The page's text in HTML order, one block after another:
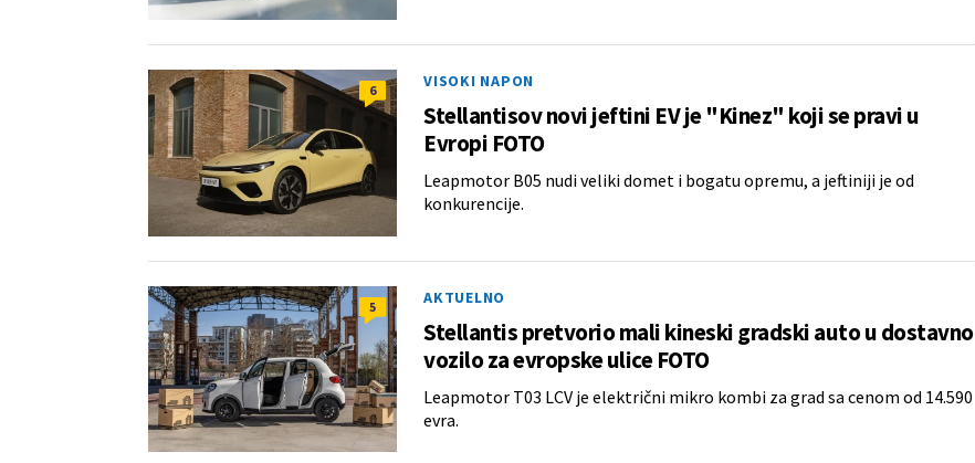
6 VISOKI NAPON
Stellantisov novi jeftini EV je "Kinez" koji se pravi u
Evropi FOTO
Leapmotor B05 nudi veliki domet i bogatu opremu, a jeftiniji je od
konkurencije.
5 AKTUELNO
Stellantis pretvorio mali kineski gradski auto u dostavno
vozilo za evropske ulice FOTO
Leapmotor T03 LCV je električni mikro kombi za grad sa cenom od 14.590
evra.